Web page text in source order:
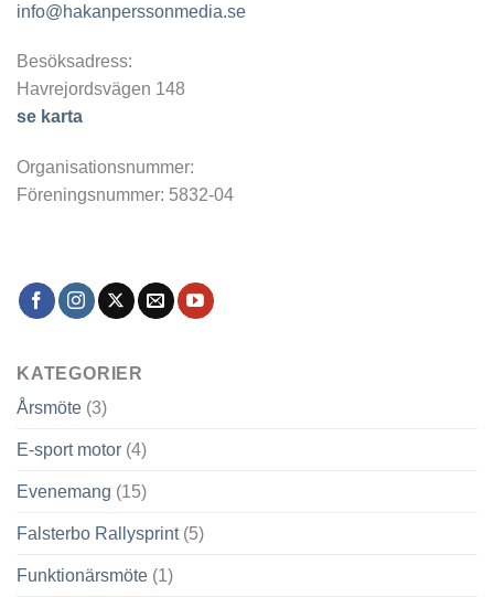
info@hakanperssonmedia.se
Besöksadress:
Havrejordsvägen 148
se karta
Organisationsnummer:
Föreningsnummer: 5832-04
KATEGORIER
Årsmöte (3)
E-sport motor (4)
Evenemang (15)
Falsterbo Rallysprint(5)
Funktionärsmöte (1)